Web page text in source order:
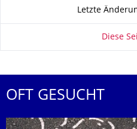
Letzte
Diese
OFT GESUCHT